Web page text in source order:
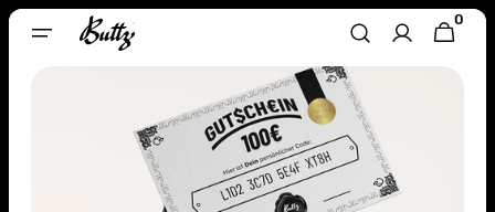
Direkt
Zum
WARENKORB
0
ARTIKEL